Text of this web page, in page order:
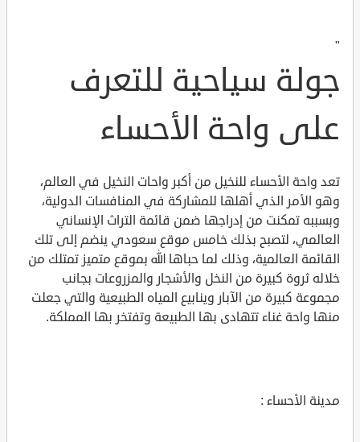
"
جولة سياحية للتعرف
على واحة الأحساء
تعد واحة الأحساء للنخيل من أكبر واحات النخيل في العالم،
وهو الأمر الذي أهلها للمشاركة في المنافسات الدولية،
وبسببه تمكنت من إدراجها ضمن قائمة التراث الإنساني
العالمي، لتصبح بذلك خامس موقع سعودي ينضم إلى تلك
القائمة العالمية، وذلك لما حباها الله بموقع متميز تمتلك من
خلاله ثروة كبيرة من النخل والأشجار والمزروعات بجانب
مجموعة كبيرة من الآبار وينابيع المياه الطبيعية والتي جعلت
منها واحة غناء تتهادى بها الطبيعة وتفتخر بها المملكة.
مدينة الأحساء :